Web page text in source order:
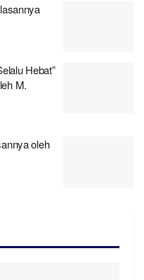
Hebat”
M.
oleh